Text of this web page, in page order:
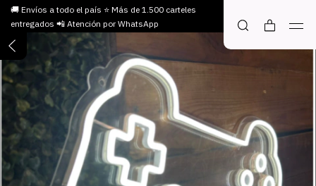
🚚 Envíos a todo el país ⭐ Más de 1.500 carteles
entregados 📲 Atención por WhatsApp